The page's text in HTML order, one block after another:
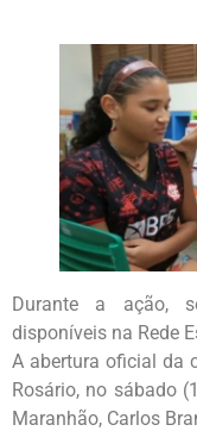
Durante a ação,
disponíveis na Rede
A abertura oficial da
Rosário, no sábado
Maranhão, Carlos